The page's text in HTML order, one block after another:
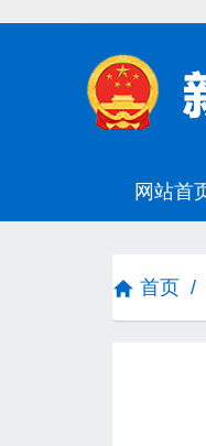
首页 /